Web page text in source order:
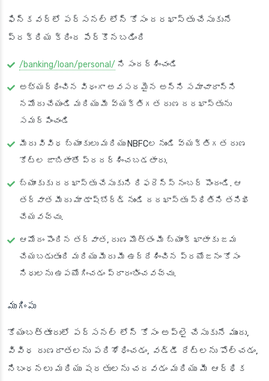
ఫిన్‌కవర్‌లో పర్సనల్ లోన్ కోసం దరఖాస్తు చేసుకునే
ప్రక్రియ క్రింద పేర్కొనబడింది
/banking/loan/personal/ ని సందర్శించండి
అభ్యర్థించిన విధంగా అవసరమైన అన్ని సమాచారాన్ని
నమోదు చేయండి మరియు మీ వ్యక్తిగత రుణ దరఖాస్తును
సమర్పించండి
మీరు వివిధ బ్యాంకులు మరియు NBFCల నుండి వ్యక్తిగత రుణ
కోట్‌ల జాబితాతో ప్రదర్శించబడతారు.
బ్యాంకుకు దరఖాస్తు చేసుకుని రిఫరెన్స్ నంబర్ పొందండి. ఆ
తర్వాత మీరు మా డాష్‌బోర్డ్ నుండి దరఖాస్తు స్థితిని తనిఖీ
చేయవచ్చు.
ఆమోదం పొందిన తర్వాత, రుణ మొత్తం మీ బ్యాంక్ ఖాతాకు జమ
చేయబడుతుంది మరియు మీరు మీ ఉద్దేశించిన ప్రయోజనం కోసం
నిధులను ఉపయోగించడం ప్రారంభించవచ్చు.
ముగింపు
కోయంబత్తూరులో పర్సనల్ లోన్ కోసం అప్లై చేసుకునే ముందు,
వివిధ రుణదాతలను పరిశోధించడం, వడ్డీ రేట్లను పోల్చడం,
నిబంధనలు మరియు షరతులను చదవడం మరియు మీ ఆర్థిక